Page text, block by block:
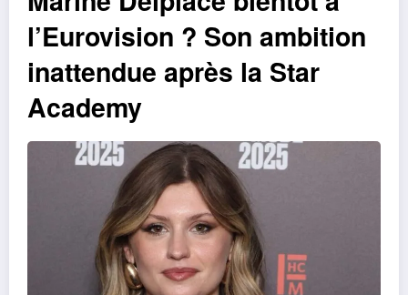
l’Eurovision ? Son ambition
inattendue après la Star
Academy